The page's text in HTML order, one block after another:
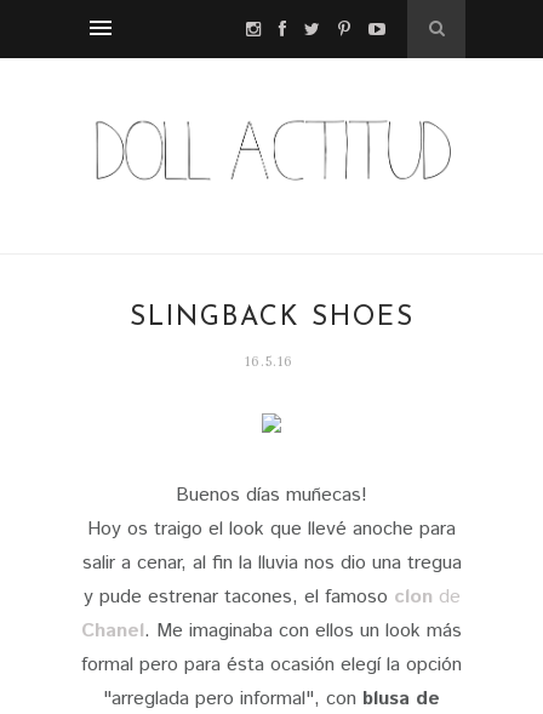
SLINGBACK SHOES
16.5.16
Buenos días muñecas!
Hoy os traigo el look que llevé anoche para
salir a cenar, al fin la lluvia nos dio una tregua
y pude estrenar tacones, el famoso clon de
Chanel. Me imaginaba con ellos un look más
formal pero para ésta ocasión elegí la opción
"arreglada pero informal", con blusa de